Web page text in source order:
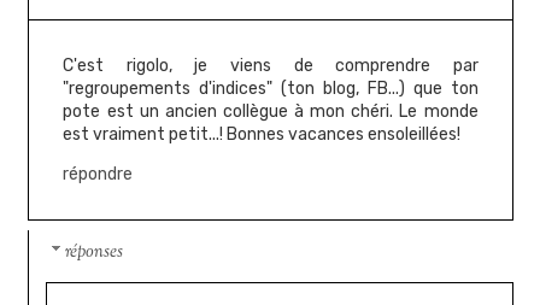
C'est rigolo, je viens de comprendre par
"regroupements d'indices" (ton blog, FB...) que ton
pote est un ancien collègue à mon chéri. Le monde
est vraiment petit...! Bonnes vacances ensoleillées!
répondre
réponses